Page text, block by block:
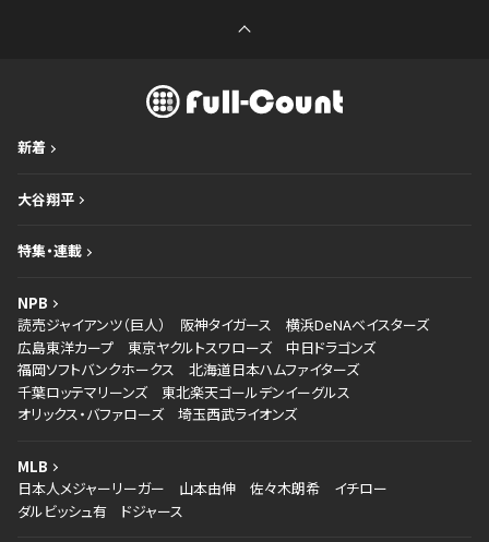
新着
大谷翔平
特集・連載
NPB
読売ジャイアンツ（巨人）
阪神タイガース
横浜DeNAベイスターズ
広島東洋カープ
東京ヤクルトスワローズ
中日ドラゴンズ
福岡ソフトバンクホークス
北海道日本ハムファイターズ
千葉ロッテマリーンズ
東北楽天ゴールデンイーグルス
オリックス・バファローズ
埼玉西武ライオンズ
MLB
日本人メジャーリーガー
山本由伸 佐々木朗希
イチロー
ダルビッシュ有
ドジャース